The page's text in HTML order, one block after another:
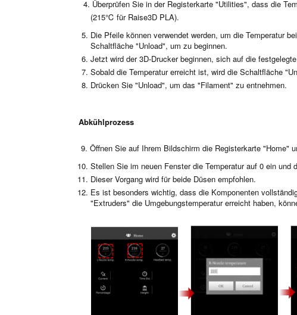
4. Überprüfen Sie in der Registerkarte "Utilities", dass die
(215℃ für Raise3D PLA).
Die Pfeile können verwendet werden, um die Temperatur
Schaltfläche "Unload", um zu beginnen.
Jetzt wird der 3D-Drucker beginnen, sich auf die
Sobald die Temperatur erreicht ist, wird die Schaltfläche
Drücken Sie "Unload", um das "Filament" zu entnehmen.
Abkühlprozess
9. Öffnen Sie auf Ihrem Bildschirm die Registerkarte "Home"
Stellen Sie im neuen Fenster die Temperatur auf 0 ein und
Dieser Vorgang wird für beide Düsen empfohlen.
Es ist besonders wichtig, dass die Komponenten
"Extruders" die Umgebungstemperatur erreicht haben,